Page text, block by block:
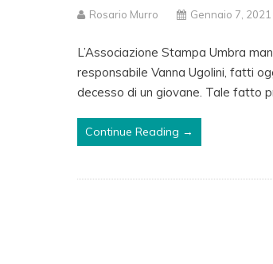
Rosario Murro Gennaio 7, 2021
L’Associazione Stampa Umbra
responsabile Vanna Ugolini, fatti
decesso di un giovane. Tale fatto
Continue Reading →